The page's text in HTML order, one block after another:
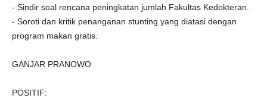
- Sindir soal rencana peningkatan jumlah Fakultas Kedokteran.
- Soroti dan kritik penanganan stunting yang diatasi dengan
program makan gratis.
GANJAR PRANOWO
POSITIF: